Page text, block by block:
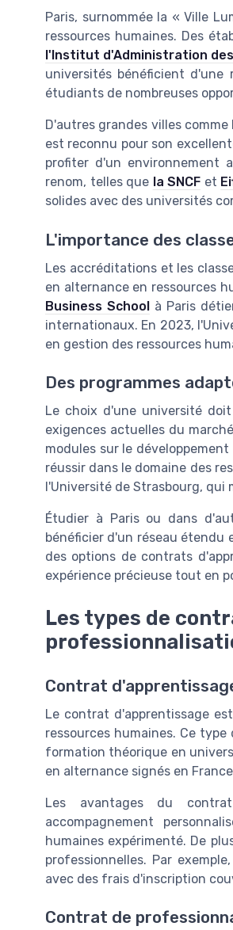
Paris, surnommée la « Ville
ressources humaines. Des
l'Institut d'Administration
universités bénéficient d'une
étudiants de nombreuses
D'autres grandes villes comme
est reconnu pour son
profiter d'un environnement
renom, telles que la SNCF et
solides avec des universités
L'importance des
Les accréditations et les
en alternance en ressources
Business School à Paris
internationaux. En 2023,
en gestion des ressources
Des programmes
Le choix d'une université
exigences actuelles du
modules sur le
réussir dans le domaine des
l'Université de Strasbourg, qui
Étudier à Paris ou dans
bénéficier d'un réseau étendu
des options de contrats
expérience précieuse tout en
Les types de
Contrat
Le contrat d'apprentissage
ressources humaines. Ce
formation théorique en
en alternance signés en
Les avantages du
accompagnement
humaines expérimenté. De
professionnelles. Par
avec des frais d'inscription
Contrat de